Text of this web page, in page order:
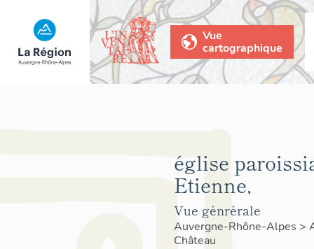
Vue
cartographique
église
Etienne,
Vue génrérale
Auvergne-Rhône-Alpes >
Château